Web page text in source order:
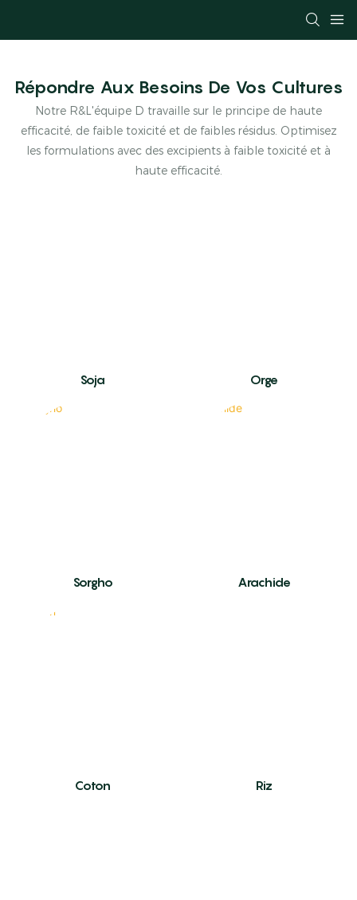
Répondre Aux Besoins De Vos Cultures
Notre R&L'équipe D travaille sur le principe de haute
efficacité, de faible toxicité et de faibles résidus. Optimisez
les formulations avec des excipients à faible toxicité et à
haute efficacité.
Soja Orge
Sorgho Arachide
Coton Riz